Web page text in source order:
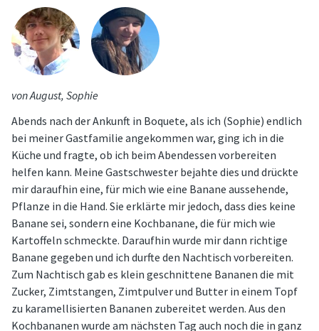
von August, Sophie
Abends nach der Ankunft in Boquete, als ich (Sophie) endlich
bei meiner Gastfamilie angekommen war, ging ich in die
Küche und fragte, ob ich beim Abendessen vorbereiten
helfen kann. Meine Gastschwester bejahte dies und drückte
mir daraufhin eine, für mich wie eine Banane aussehende,
Pflanze in die Hand. Sie erklärte mir jedoch, dass dies keine
Banane sei, sondern eine Kochbanane, die für mich wie
Kartoffeln schmeckte. Daraufhin wurde mir dann richtige
Banane gegeben und ich durfte den Nachtisch vorbereiten.
Zum Nachtisch gab es klein geschnittene Bananen die mit
Zucker, Zimtstangen, Zimtpulver und Butter in einem Topf
zu karamellisierten Bananen zubereitet werden. Aus den
Kochbananen wurde am nächsten Tag auch noch die in ganz